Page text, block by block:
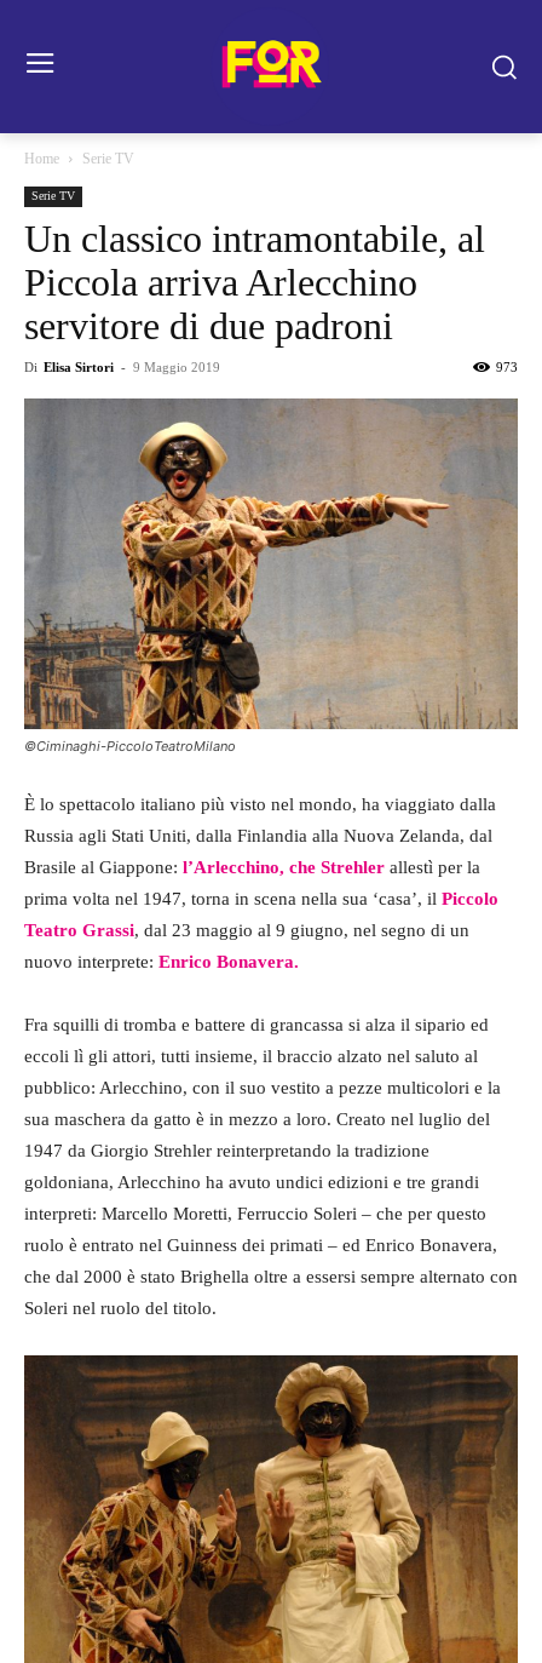
Home Serie TV
Serie TV
Un classico intramontabile, al
Piccola arriva Arlecchino
servitore di due padroni
Di Elisa Sirtori - 9 Maggio 2019 973
©Ciminaghi-PiccoloTeatroMilano
È lo spettacolo italiano più visto nel mondo, ha viaggiato dalla
Russia agli Stati Uniti, dalla Finlandia alla Nuova Zelanda, dal
Brasile al Giappone: l’Arlecchino, che Strehler allestì per la
prima volta nel 1947, torna in scena nella sua ‘casa’, il Piccolo
Teatro Grassi, dal 23 maggio al 9 giugno, nel segno di un
nuovo interprete: Enrico Bonavera.
Fra squilli di tromba e battere di grancassa si alza il sipario ed
eccoli lì gli attori, tutti insieme, il braccio alzato nel saluto al
pubblico: Arlecchino, con il suo vestito a pezze multicolori e la
sua maschera da gatto è in mezzo a loro. Creato nel luglio del
1947 da Giorgio Strehler reinterpretando la tradizione
goldoniana, Arlecchino ha avuto undici edizioni e tre grandi
interpreti: Marcello Moretti, Ferruccio Soleri – che per questo
ruolo è entrato nel Guinness dei primati – ed Enrico Bonavera,
che dal 2000 è stato Brighella oltre a essersi sempre alternato con
Soleri nel ruolo del titolo.